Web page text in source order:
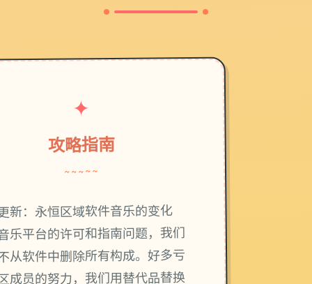
✦
攻略指南
~~~~~
新：永恒区域软件音乐的变化
乐平台的许可和指南问题，我们
从软件中删除所有构成。好多亏